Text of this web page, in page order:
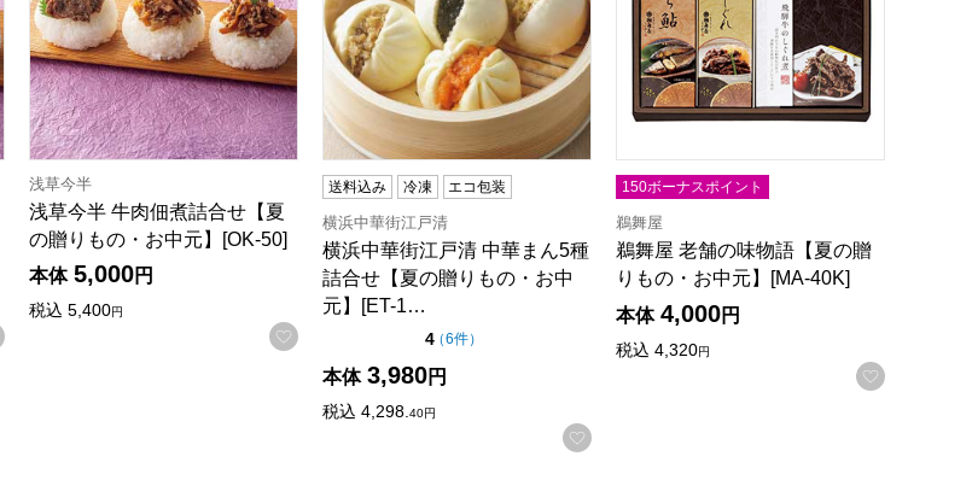
お気に入りに登録する
浅草今半
浅草今半 牛肉佃煮詰合せ【夏
の贈りもの・お中元】[OK-50]
本体 5,000円
税込 5,400円
お気に入りに登録する
送料込み 冷凍 エコ包装
横浜中華街江戸清
横浜中華街江戸清 中華まん5種
詰合せ【夏の贈りもの・お中
元】[ET-1…
4点（5点満点中）
（6件の評価
）
本体 3,980円
税込 4,298.40円
お気に入りに登録する
150ボーナスポイント
鵜舞屋
鵜舞屋 老舗の味物語【夏の贈
りもの・お中元】[MA-40K]
本体 4,000円
税込 4,320円
お気に入